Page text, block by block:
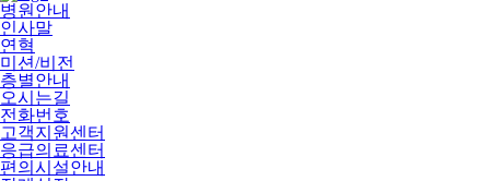
병원안내
인사말
연혁
미션/비전
층별안내
오시는길
전화번호
고객지원센터
응급의료센터
편의시설안내